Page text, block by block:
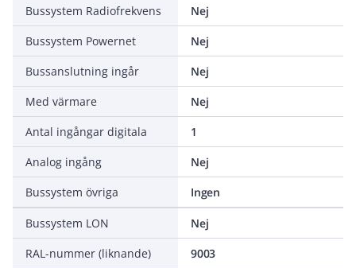
Bussystem Radiofrekvens
Nej
Bussystem Powernet
Nej
Bussanslutning ingår
Nej
Med värmare
Nej
Antal ingångar digitala
1
Analog ingång
Nej
Bussystem övriga
Ingen
Bussystem LON
Nej
RAL-nummer (liknande)
9003